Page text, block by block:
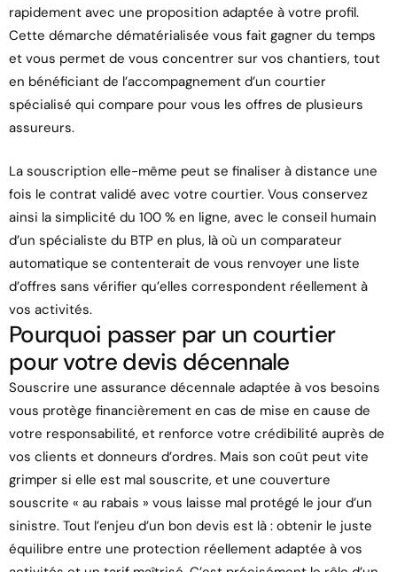
rapidement avec une proposition adaptée à votre profil.
Cette démarche dématérialisée vous fait gagner du temps
et vous permet de vous concentrer sur vos chantiers, tout
en bénéficiant de l’accompagnement d’un courtier
spécialisé qui compare pour vous les offres de plusieurs
assureurs.
La souscription elle-même peut se finaliser à distance une
fois le contrat validé avec votre courtier. Vous conservez
ainsi la simplicité du 100 % en ligne, avec le conseil humain
d’un spécialiste du BTP en plus, là où un comparateur
automatique se contenterait de vous renvoyer une liste
d’offres sans vérifier qu’elles correspondent réellement à
vos activités.
Pourquoi passer par un courtier
pour votre devis décennale
Souscrire une assurance décennale adaptée à vos besoins
vous protège financièrement en cas de mise en cause de
votre responsabilité, et renforce votre crédibilité auprès de
vos clients et donneurs d’ordres. Mais son coût peut vite
grimper si elle est mal souscrite, et une couverture
souscrite « au rabais » vous laisse mal protégé le jour d’un
sinistre. Tout l’enjeu d’un bon devis est là : obtenir le juste
équilibre entre une protection réellement adaptée à vos